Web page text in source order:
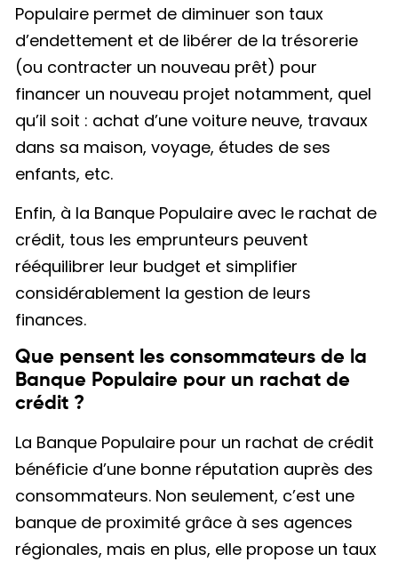
Populaire permet de diminuer son taux
d’endettement et de libérer de la trésorerie
(ou contracter un nouveau prêt) pour
financer un nouveau projet notamment, quel
qu’il soit : achat d’une voiture neuve, travaux
dans sa maison, voyage, études de ses
enfants, etc.
Enfin, à la Banque Populaire avec le rachat de
crédit, tous les emprunteurs peuvent
rééquilibrer leur budget et simplifier
considérablement la gestion de leurs
finances.
Que pensent les consommateurs de la
Banque Populaire pour un rachat de
crédit ?
La Banque Populaire pour un rachat de crédit
bénéficie d’une bonne réputation auprès des
consommateurs. Non seulement, c’est une
banque de proximité grâce à ses agences
régionales, mais en plus, elle propose un taux